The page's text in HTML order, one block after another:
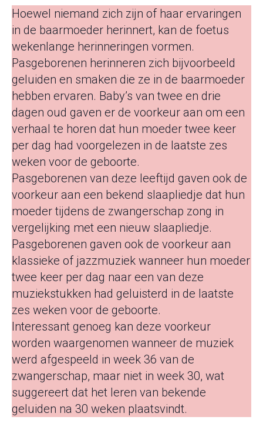
Hoewel niemand zich zijn of haar ervaringen
in de baarmoeder herinnert, kan de foetus
wekenlange herinneringen vormen.
Pasgeborenen herinneren zich bijvoorbeeld
geluiden en smaken die ze in de baarmoeder
hebben ervaren. Baby’s van twee en drie
dagen oud gaven er de voorkeur aan om een ​​
verhaal te horen dat hun moeder twee keer
per dag had voorgelezen in de laatste zes
weken voor de geboorte.
Pasgeborenen van deze leeftijd gaven ook de
voorkeur aan een bekend slaapliedje dat hun
moeder tijdens de zwangerschap zong in
vergelijking met een nieuw slaapliedje.
Pasgeborenen gaven ook de voorkeur aan
klassieke of jazzmuziek wanneer hun moeder
twee keer per dag naar een van deze
muziekstukken had geluisterd in de laatste
zes weken voor de geboorte.
Interessant genoeg kan deze voorkeur
worden waargenomen wanneer de muziek
werd afgespeeld in week 36 van de
zwangerschap, maar niet in week 30, wat
suggereert dat het leren van bekende
geluiden na 30 weken plaatsvindt.